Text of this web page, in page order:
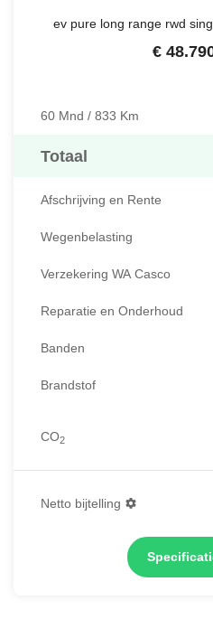
ev pure long range rwd
€
60 Mnd / 833 Km
Totaal
Afschrijving en Rente
Wegenbelasting
Verzekering WA Casco
Reparatie en Onderhoud
Banden
Brandstof
CO2
Netto bijtelling